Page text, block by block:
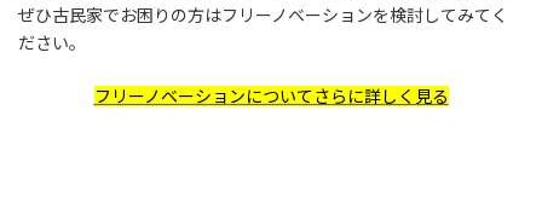
ぜひ古民家でお困りの方はフリーノベーションを検討してみてく
ださい。
フリーノベーションについてさらに詳しく見る